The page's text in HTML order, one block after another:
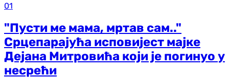
01
"Пусти ме мама, мртав сам.."
Срцепарајућа исповијест мајке
Дејана Митровића који је погинуо у
несрећи